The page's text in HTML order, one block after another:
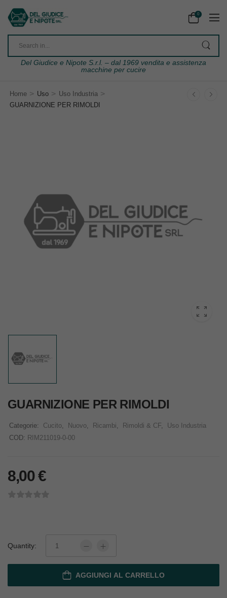
0
Del Giudice e Nipote S.r.l. – dal 1969 vendita e assistenza
macchine per cucire
Home > Uso > Uso Industria >
GUARNIZIONE PER RIMOLDI
GUARNIZIONE PER RIMOLDI
Categorie: Cucito, Nuovo, Ricambi, Rimoldi & CF,
Uso Industria
COD: RIM211019-0-00
8,00€
Quantity:
AGGIUNGI AL CARRELLO